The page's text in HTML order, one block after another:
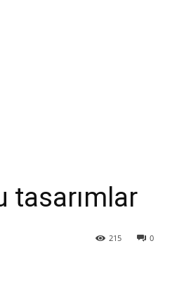
tasarımlar
0
215